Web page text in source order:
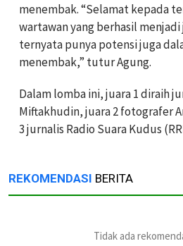
menembak. “Selamat kepada
wartawan yang berhasil menjadi
ternyata punya potensi juga
menembak,” tutur Agung.
Dalam lomba ini, juara 1 diraih
Miftakhudin, juara 2 fotografer
3 jurnalis Radio Suara Kudus
REKOMENDASI BERITA
Tidak ada